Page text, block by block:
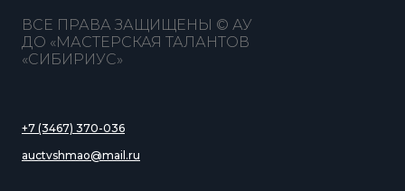
ВСЕ ПРАВА ЗАЩИЩЕНЫ © АУ
ДО «МАСТЕРСКАЯ ТАЛАНТОВ
«СИБИРИУС»
+7 (3467) 370-036
auctvshmao@mail.ru